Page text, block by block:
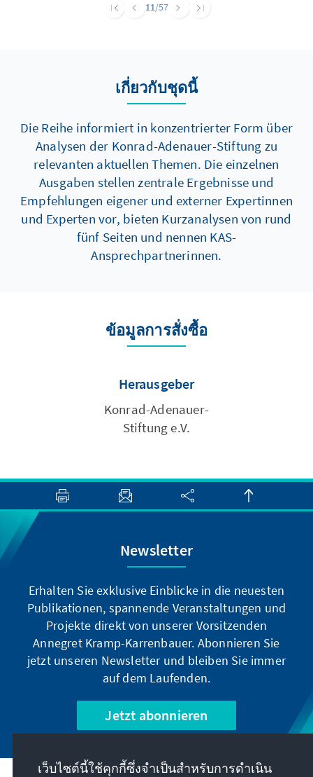
gewaltbereit-urbanen Szene in den
11/57
เกี่ยวกับชุดนี้
Die Reihe informiert in konzentrierter Form über
Analysen der Konrad-Adenauer-Stiftung zu
relevanten aktuellen Themen. Die einzelnen
Ausgaben stellen zentrale Ergebnisse und
Empfehlungen eigener und externer Expertinnen
und Experten vor, bieten Kurzanalysen von rund
fünf Seiten und nennen KAS-
Ansprechpartnerinnen.
ข้อมูลการสั่งซื้อ
Herausgeber
Konrad-Adenauer-
Stiftung e.V.
Newsletter
Erhalten Sie exklusive Einblicke in die neuesten
Publikationen, spannende Veranstaltungen und
Projekte direkt von unserer Vorsitzenden
Annegret Kramp-Karrenbauer. Abonnieren Sie
jetzt unseren Newsletter und bleiben Sie immer
auf dem Laufenden.
Jetzt abonnieren
เว็บไซต์นี้ใช้คุกกี้ซึ่งจำเป็นสำหรับการดำเนิน